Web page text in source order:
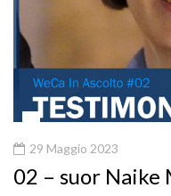
29 Maggio 2023
02 – suor Naike